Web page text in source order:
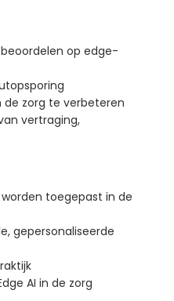
op edge-
zorg te verbeteren
vertraging,
toegepast in de
gepersonaliseerde
AI in de zorg